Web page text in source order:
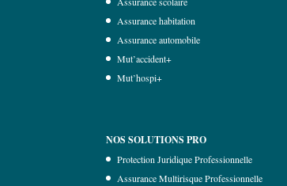
Assurance habitation
Assurance automobile
Mut’accident+
Mut’hospi+
NOS SOLUTIONS PRO
Protection Juridique Professionnelle
Assurance Multirisque Professionnelle